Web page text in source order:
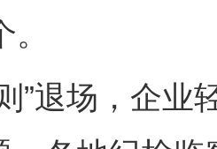
场，企业轻